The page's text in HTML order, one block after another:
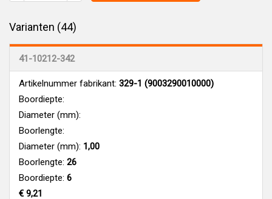
Varianten (44)
41-10212-342
Artikelnummer fabrikant: 329-1 (9003290010000)
Boordiepte:
Diameter (mm):
Boorlengte:
Diameter (mm): 1,00
Boorlengte: 26
Boordiepte: 6
€ 9,21